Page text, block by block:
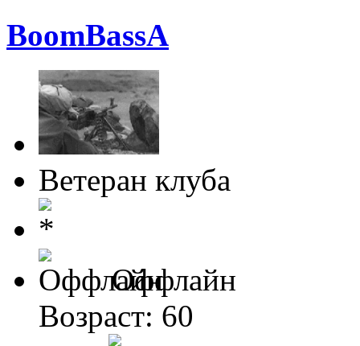
BoomBassA
Ветеран клуба
Оффлайн
Возраст: 60